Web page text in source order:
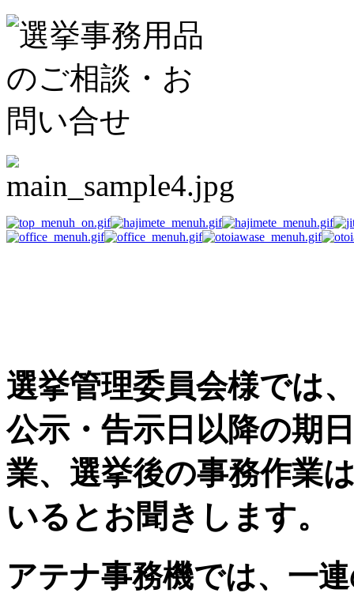
選挙管理委員会様では
公示・告示日以降の期
業、選挙後の事務作業
いるとお聞きします。
アテナ事務機では、一